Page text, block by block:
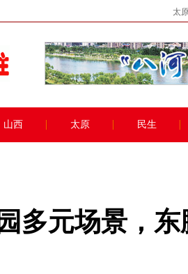
太
山西 太原 民生
多元场景，